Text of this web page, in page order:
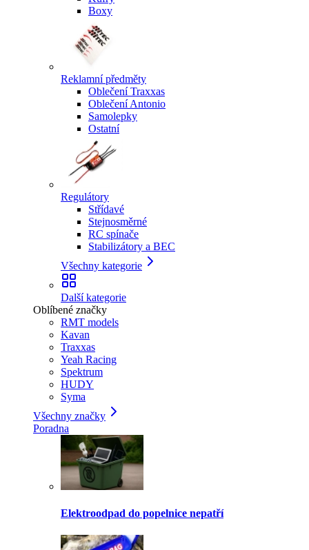
Boxy
Reklamní předměty
Oblečení Traxxas
Oblečení Antonio
Samolepky
Ostatní
Regulátory
Střídavé
Stejnosměrné
RC spínače
Stabilizátory a BEC
Všechny kategorie
Další kategorie
Oblíbené značky
RMT models
Kavan
Traxxas
Yeah Racing
Spektrum
HUDY
Syma
Všechny značky
Poradna
Elektroodpad do popelnice nepatří